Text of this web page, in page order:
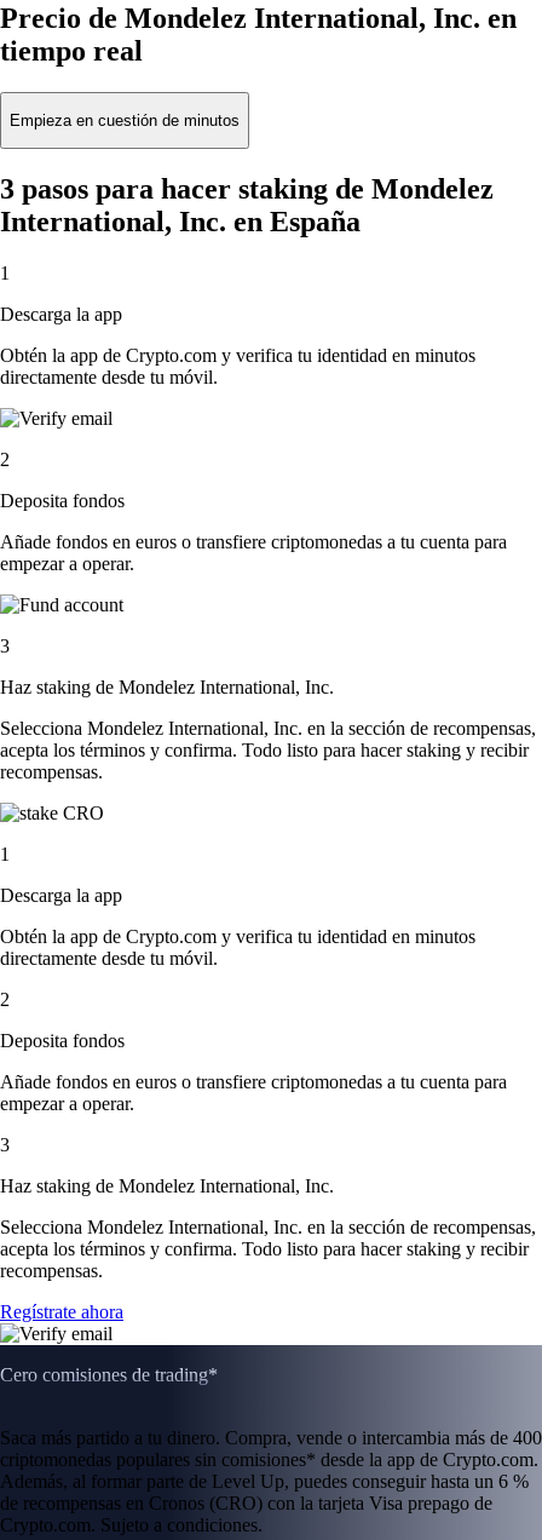
Precio de Mondelez International, Inc. en
tiempo real
Empieza en cuestión de minutos
3 pasos para hacer staking de Mondelez
International, Inc. en España
1
Descarga la app
Obtén la app de Crypto.com y verifica tu identidad en minutos
directamente desde tu móvil.
2
Deposita fondos
Añade fondos en euros o transfiere criptomonedas a tu cuenta para
empezar a operar.
3
Haz staking de Mondelez International, Inc.
Selecciona Mondelez International, Inc. en la sección de recompensas,
acepta los términos y confirma. Todo listo para hacer staking y recibir
recompensas.
1
Descarga la app
Obtén la app de Crypto.com y verifica tu identidad en minutos
directamente desde tu móvil.
2
Deposita fondos
Añade fondos en euros o transfiere criptomonedas a tu cuenta para
empezar a operar.
3
Haz staking de Mondelez International, Inc.
Selecciona Mondelez International, Inc. en la sección de recompensas,
acepta los términos y confirma. Todo listo para hacer staking y recibir
recompensas.
Regístrate ahora
Cero comisiones de trading*
Saca más partido a tu dinero. Compra, vende o intercambia más de 400
criptomonedas populares sin comisiones* desde la app de Crypto.com.
Además, al formar parte de Level Up, puedes conseguir hasta un 6 %
de recompensas en Cronos (CRO) con la tarjeta Visa prepago de
Crypto.com. Sujeto a condiciones.